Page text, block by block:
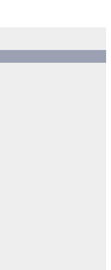
，人车交互，智能车